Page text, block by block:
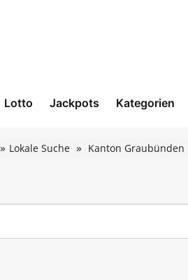
Lotto Jackpots Kategorien
Lokale Suche Kanton Graubünden